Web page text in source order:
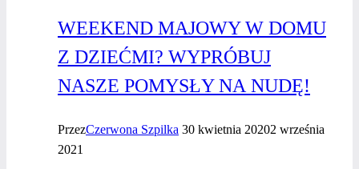
WEEKEND MAJOWY W DOMU
Z DZIEĆMI? WYPRÓBUJ
NASZE POMYSŁY NA NUDĘ!
PrzezCzerwona Szpilka 30 kwietnia 20202 września
2021